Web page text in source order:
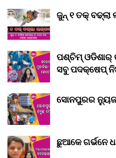
ଜୁନ୍ ୧ ତକ୍ ବଢ୍‌ଲା
ପଶ୍ଚିମ୍ ଓଡିଶାର୍
ସବୁ ପଦକ୍ଷେପ୍
ସୋନପୁରର ନ୍ୟୁଜ୍
ଛୁଆକେ ଗର୍ଭନେ